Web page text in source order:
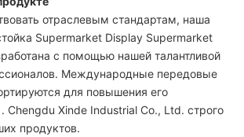
отраслевым стандартам, наша
Supermarket Display Supermarket
с помощью нашей талантливой
Международные передовые
для повышения его
Chengdu Xinde Industrial Co., Ltd. строго
продуктов.